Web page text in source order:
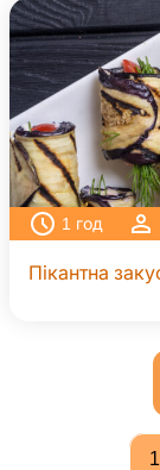
1 год
Пікантна
1